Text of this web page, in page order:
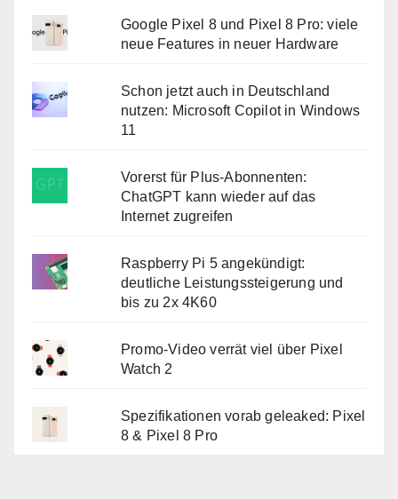
Google Pixel 8 und Pixel 8 Pro: viele
neue Features in neuer Hardware
Schon jetzt auch in Deutschland
nutzen: Microsoft Copilot in Windows
11
Vorerst für Plus-Abonnenten:
ChatGPT kann wieder auf das
Internet zugreifen
Raspberry Pi 5 angekündigt:
deutliche Leistungssteigerung und
bis zu 2x 4K60
Promo-Video verrät viel über Pixel
Watch 2
Spezifikationen vorab geleaked: Pixel
8 & Pixel 8 Pro